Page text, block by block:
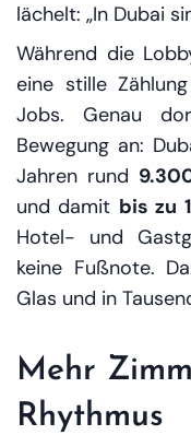
lächelt: „In Dubai
Während die
eine stille
Jobs. Genau
Bewegung an:
Jahren rund
und damit bis zu
Hotel- und
keine Fußnote.
Glas und in
Mehr
Rhythmus